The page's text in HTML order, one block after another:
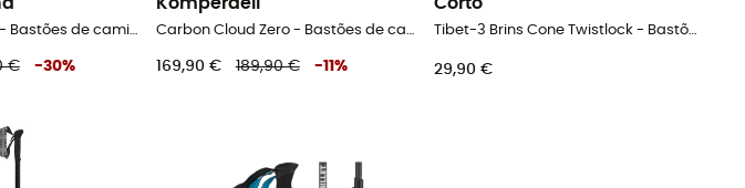
Pursuit Carbon Z - Bastões de caminhada
€ -30%
Carbon Cloud Zero - Bastões de caminhada
169,90 € 189,90 € -11 %
Tibet-3 Brins Cone Twistlock - Bastões de caminhada
29,90 €